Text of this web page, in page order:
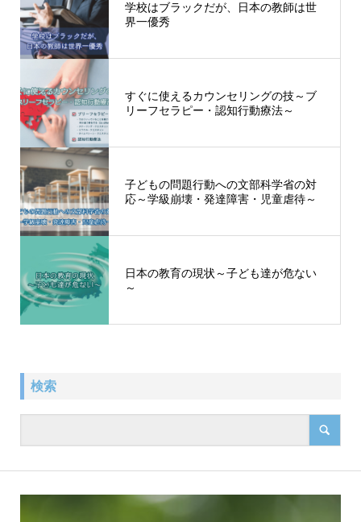
学校はブラックだが、日本の教師は世
界一優秀
すぐに使えるカウンセリングの技～ブ
リーフセラピー・認知行動療法～
子どもの問題行動への文部科学省の対
応～学級崩壊・発達障害・児童虐待～
日本の教育の現状～子ども達が危ない
～
検索